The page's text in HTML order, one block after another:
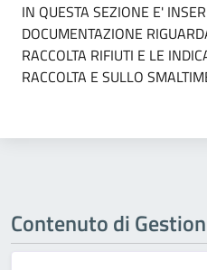
IN QUESTA SEZIONE E'
DOCUMENTAZIONE
RACCOLTA RIFIUTI E LE
RACCOLTA E SULLO
Contenuto di